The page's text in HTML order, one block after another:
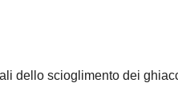
dello scioglimento dei